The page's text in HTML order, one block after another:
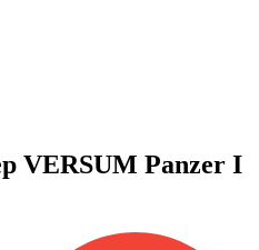
VERSUM Panzer I